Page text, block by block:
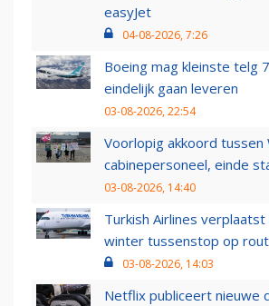
easyJet
04-08-2026, 7:26
Boeing mag kleinste telg
eindelijk gaan leveren
03-08-2026, 22:54
Voorlopig akkoord tussen
cabinepersoneel, einde
03-08-2026, 14:40
Turkish Airlines
winter tussenstop op
03-08-2026, 14:03
Netflix publiceert nieuwe